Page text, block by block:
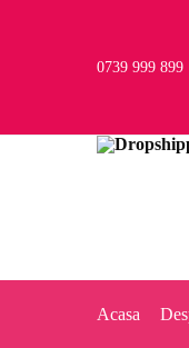
0739 999 899
Acasa